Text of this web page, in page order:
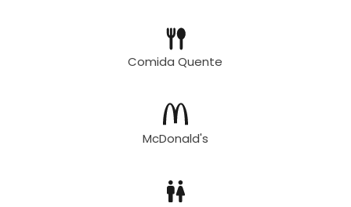
Comida Quente
McDonald's